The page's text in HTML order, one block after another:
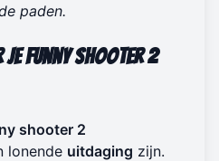
paden.
je Funny Shooter 2
shooter 2
lonende uitdaging zijn.